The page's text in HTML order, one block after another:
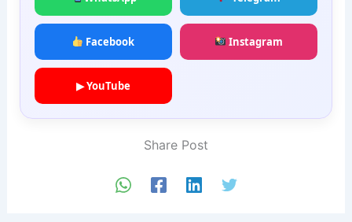
Facebook Instagram
▶ YouTube
Share Post